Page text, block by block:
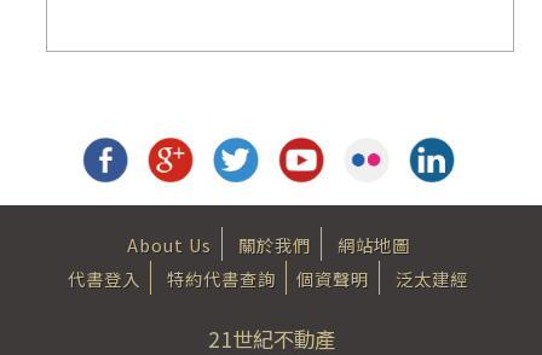
About Us 關於我們
網站地圖
代書登入
特約代書查詢 個資聲明 泛太建經
21世紀不動產